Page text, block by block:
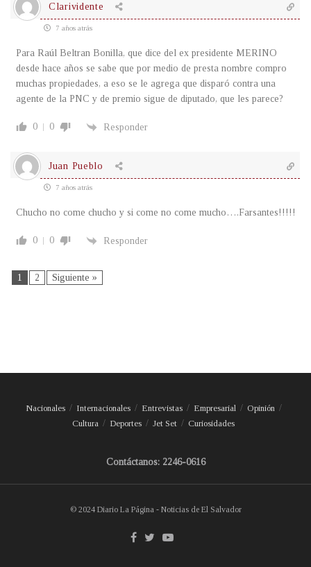
Clarividente
7 años atrás
Para Raúl Beltran Bonilla, que dice del ex presidente MERINO
desde hace años se sabe que por medio de presta nombre compro
muchas propiedades, a eso se le agrega que disparó contra una
agente de la PNC y de premio sigue de diputado, que les parece?
0 0 Responder
Juan Pueblo
7 años atrás
Chucho no come chucho y si come no come mucho….Farsantes!!!!!
0 0 Responder
1 2 Siguiente »
Nacionales Internacionales Entrevistas Empresarial
Opinión
Cultura
Deportes Jet Set Curiosidades
Contáctanos: 2246-0616
© 2024 Diario La Página - Noticias de El Salvador